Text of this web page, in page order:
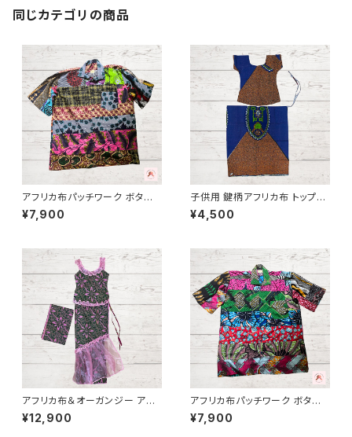
同じカテゴリの商品
アフリカ布パッチワーク ボタン
シャツ - 2｜Unisex｜ギニア製
¥7,900
子供用 鍵柄アフリカ布 トップス
&巻きスカート パーニュ カンガ
キテンゲ ギニア フェアトレード I
¥4,500
アフリカ布＆オーガンジー アフ
リカンドレス トップス・巻きスカ
ート＆頭の布 ３点セット
¥12,900
アフリカ布パッチワーク ボタン
シャツ - 1｜Unisex｜ギニア製
¥7,900